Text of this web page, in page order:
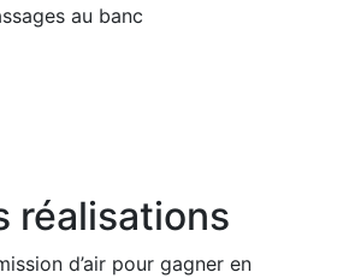
au banc
réalisations
d’air pour gagner en